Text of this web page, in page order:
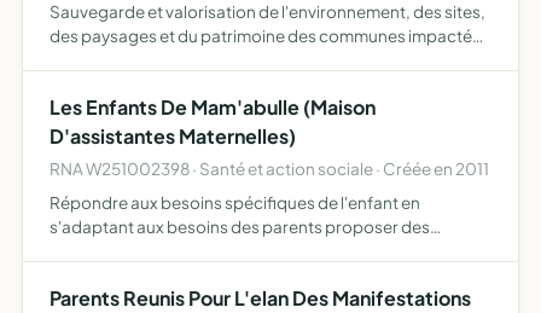
Sauvegarde et valorisation de l'environnement, des sites,
des paysages et du patrimoine des communes impactées
Les Enfants De Mam'abulle (Maison
D'assistantes Maternelles)
RNA W251002398 · Santé et action sociale · Créée en 2011
Répondre aux besoins spécifiques de l'enfant en
s'adaptant aux besoins des parents proposer des
Parents Reunis Pour L'elan Des Manifestations